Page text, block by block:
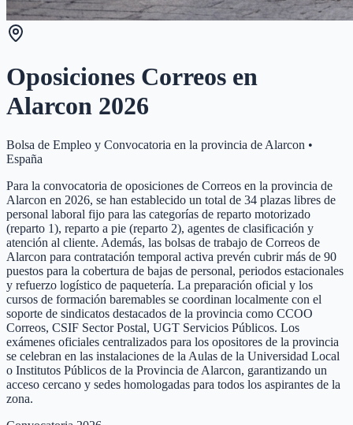
Oposiciones Correos en
Alarcon 2026
Bolsa de Empleo y Convocatoria en la provincia de Alarcon •
España
Para la convocatoria de oposiciones de Correos en la provincia de
Alarcon en 2026, se han establecido un total de 34 plazas libres de
personal laboral fijo para las categorías de reparto motorizado
(reparto 1), reparto a pie (reparto 2), agentes de clasificación y
atención al cliente. Además, las bolsas de trabajo de Correos de
Alarcon para contratación temporal activa prevén cubrir más de 90
puestos para la cobertura de bajas de personal, periodos estacionales
y refuerzo logístico de paquetería. La preparación oficial y los
cursos de formación baremables se coordinan localmente con el
soporte de sindicatos destacados de la provincia como CCOO
Correos, CSIF Sector Postal, UGT Servicios Públicos. Los
exámenes oficiales centralizados para los opositores de la provincia
se celebran en las instalaciones de la Aulas de la Universidad Local
o Institutos Públicos de la Provincia de Alarcon, garantizando un
acceso cercano y sedes homologadas para todos los aspirantes de la
zona.